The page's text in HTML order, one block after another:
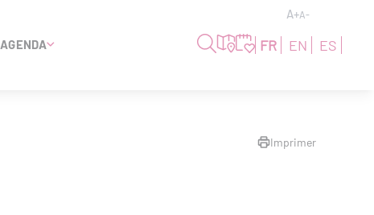
AGENDA FR EN ES
A+A-
Imprimer